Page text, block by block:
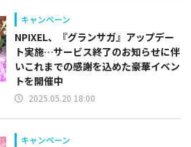
キャンペーン
NPIXEL、『グランサガ』アップデー
ト実施…サービス終了のお知らせに伴
いこれまでの感謝を込めた豪華イベン
トを開催中
2025.05.20 18:00
キャンペーン